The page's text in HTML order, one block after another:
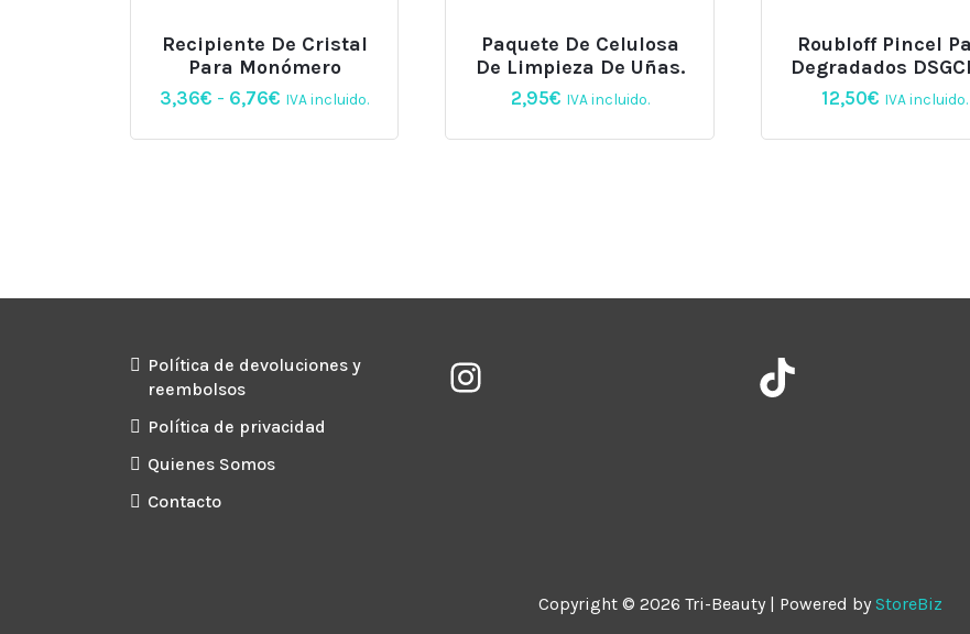
Recipiente De Cristal
Para Monómero
3,36€ - 6,76€ Rango
precios:
IVA incluido.
Paquete De Celulosa
De Limpieza De Uñas.
2,95€ IVA incluido.
Roubloff Pincel
Degradados
12,50€ IVA incluido.
Política de devoluciones y
reembolsos
Política de privacidad
Quienes Somos
Contacto
Copyright © 2026 Tri-Beauty | Powered by StoreBiz